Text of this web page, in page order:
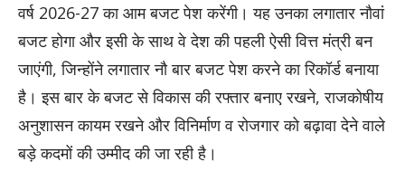
वर्ष 2026-27 का आम बजट पेश करेंगी। यह उनका लगातार नौवां
बजट होगा और इसी के साथ वे देश की पहली ऐसी वित्त मंत्री बन
जाएंगी, जिन्होंने लगातार नौ बार बजट पेश करने का रिकॉर्ड बनाया
है। इस बार के बजट से विकास की रफ्तार बनाए रखने, राजकोषीय
अनुशासन कायम रखने और विनिर्माण व रोजगार को बढ़ावा देने वाले
बड़े कदमों की उम्मीद की जा रही है।